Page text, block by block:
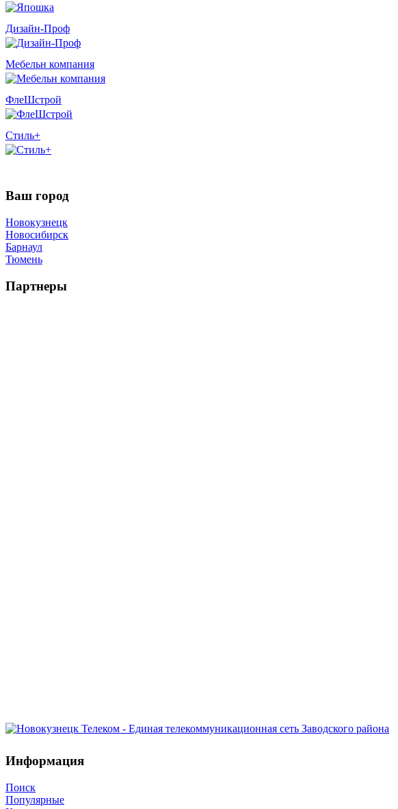
Дизайн-Проф
Мебельн компания
ФлеШстрой
Стиль+
Ваш город
Новокузнецк
Новосибирск
Барнаул
Тюмень
Партнеры
Информация
Поиск
Популярные